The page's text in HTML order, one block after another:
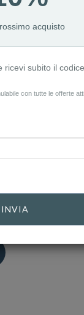
OROLOGI
acquisto
ricevi subito il
con tutte le offerte
INVIA